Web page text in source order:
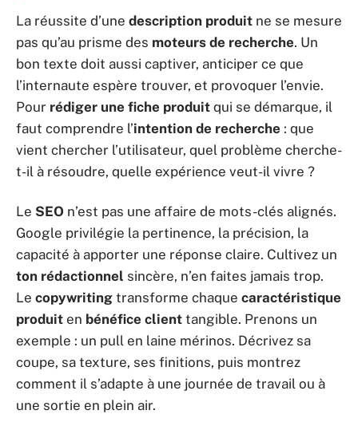
La réussite d’une description produit ne se mesure
pas qu’au prisme des moteurs de recherche. Un
bon texte doit aussi captiver, anticiper ce que
l’internaute espère trouver, et provoquer l’envie.
Pour rédiger une fiche produit qui se démarque, il
faut comprendre l’intention de recherche : que
vient chercher l’utilisateur, quel problème cherche-
t-il à résoudre, quelle expérience veut-il vivre ?
Le SEO n’est pas une affaire de mots-clés alignés.
Google privilégie la pertinence, la précision, la
capacité à apporter une réponse claire. Cultivez un
ton rédactionnel sincère, n’en faites jamais trop.
Le copywriting transforme chaque caractéristique
produit en bénéfice client tangible. Prenons un
exemple : un pull en laine mérinos. Décrivez sa
coupe, sa texture, ses finitions, puis montrez
comment il s’adapte à une journée de travail ou à
une sortie en plein air.